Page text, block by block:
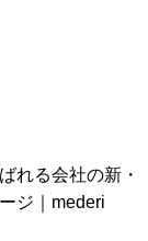
れる会社の新・
ジ｜mederi